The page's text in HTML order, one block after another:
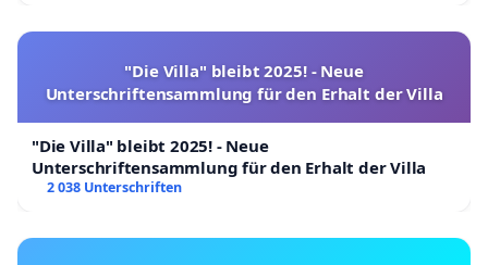
"Die Villa" bleibt 2025! - Neue
Unterschriftensammlung für den Erhalt der Villa
"Die Villa" bleibt 2025! - Neue
Unterschriftensammlung für den Erhalt der Villa
2 038 Unterschriften